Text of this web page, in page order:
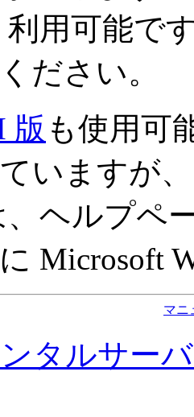
利用可能で
ださい。
版 も使用可
いますが
ヘルプペ
Microsoft
マニ
タルサー